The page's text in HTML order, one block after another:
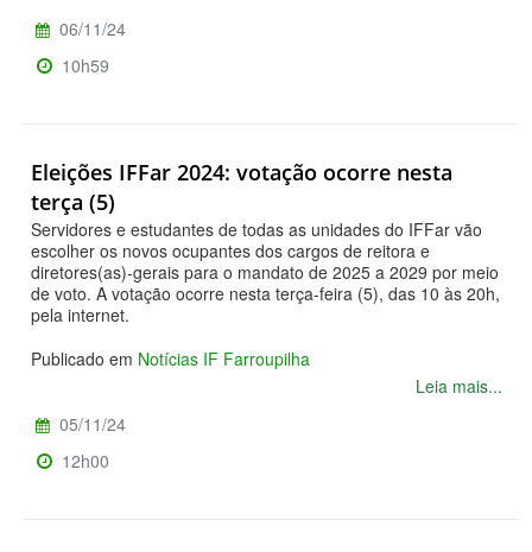
06/11/24
10h59
Eleições IFFar 2024: votação ocorre nesta
terça (5)
Servidores e estudantes de todas as unidades do IFFar vão
escolher os novos ocupantes dos cargos de reitora e
diretores(as)-gerais para o mandato de 2025 a 2029 por meio
de voto. A votação ocorre nesta terça-feira (5), das 10 às 20h,
pela internet.
Publicado em Notícias IF Farroupilha
Leia mais...
05/11/24
12h00